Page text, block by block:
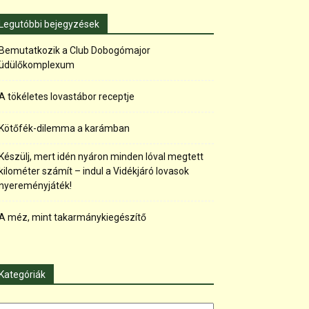
bejegyzések
a Club Dobogómajor
tökéletes lovastábor receptje
dilemma a karámban
mert idén nyáron minden lóval megtett
számít – indul a Vidékjáró lovasok
méz, mint takarmánykiegészítő